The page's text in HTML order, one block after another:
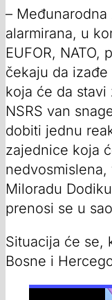
–
alarmirana, u
EUFOR, NATO,
čekaju da
koja će da
NSRS van
dobiti jednu
zajednice koja
Miloradu
prenosi se u
Situacija će se,
Bosne i